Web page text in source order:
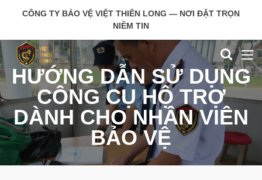
CÔNG TY BẢO VỆ VIỆT THIÊN LONG — NƠI ĐẶT TRỌN
NIỀM TIN
HƯỚNG DẪN SỬ DỤNG
CÔNG CỤ HỘ TRỢ
DÀNH CHO NHÂN VIÊN
BẢO VỆ